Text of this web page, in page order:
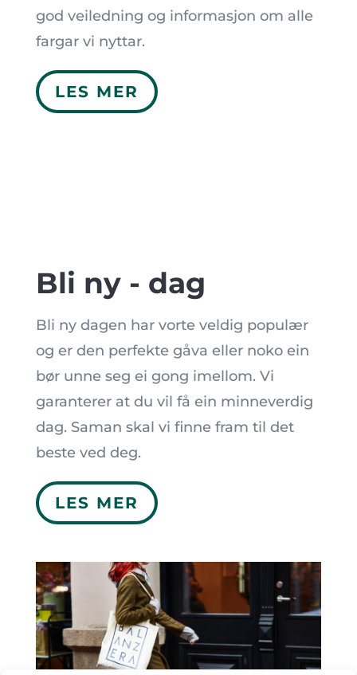
god veiledning og informasjon om alle
fargar vi nyttar.
LES MER
Bli ny - dag
Bli ny dagen har vorte veldig populær
og er den perfekte gåva eller noko ein
bør unne seg ei gong imellom. Vi
garanterer at du vil få ein minneverdig
dag. Saman skal vi finne fram til det
beste ved deg.
LES MER